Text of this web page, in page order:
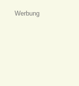
Werbung